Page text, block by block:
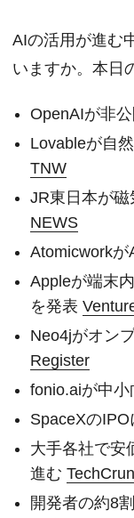
AIの活用が進む
いますか。本日
OpenAIが非
Lovableが自
TNW
JR東日本が
NEWS
Atomicworkが
Appleが端末
を発表
Neo4jがオン
Register
fonio.aiが中
SpaceXのIPO
大手各社で安
進む
開発者の約8